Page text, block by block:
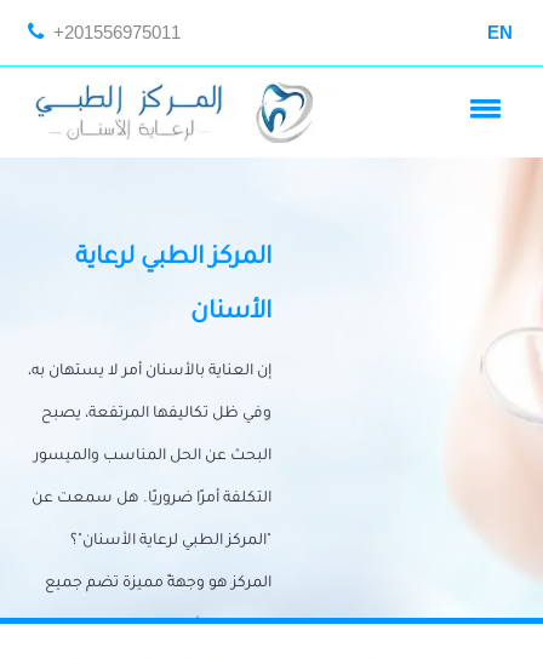
+201556975011 EN
المركز الطبي لرعاية
الأسنان
إن العناية بالأسنان أمر لا يستهان به،
وفي ظل تكاليفها المرتفعة، يصبح
البحث عن الحل المناسب والميسور
التكلفة أمرًا ضروريًا. هل سمعت عن
"المركز الطبي لرعاية الأسنان"؟
المركز هو وجهةً مميزة تضم جميع
احتياجات الأسنان تحت سقف واحد،